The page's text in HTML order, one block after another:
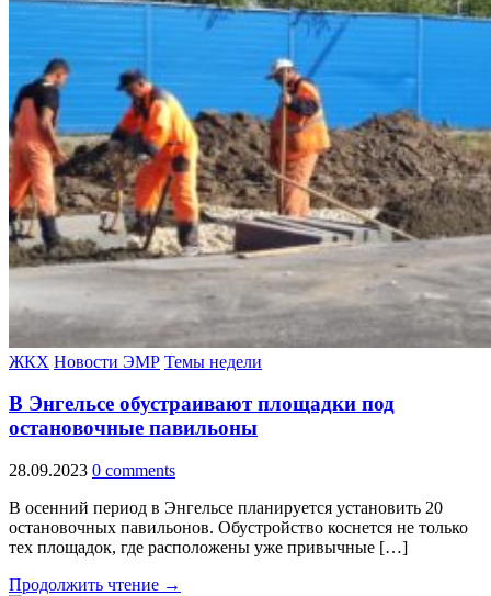
ЖКХ Новости ЭМР Темы недели
В Энгельсе обустраивают площадки под
остановочные павильоны
28.09.2023 0 comments
В осенний период в Энгельсе планируется установить 20
остановочных павильонов. Обустройство коснется не только
тех площадок, где расположены уже привычные […]
Продолжить чтение →